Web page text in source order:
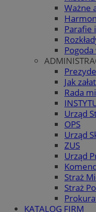
Ważne
Parafie
Jak
Rada
Urząd
OPS
Urząd
ZUS
Urząd
Straż
Straż
KATALOG FIRM